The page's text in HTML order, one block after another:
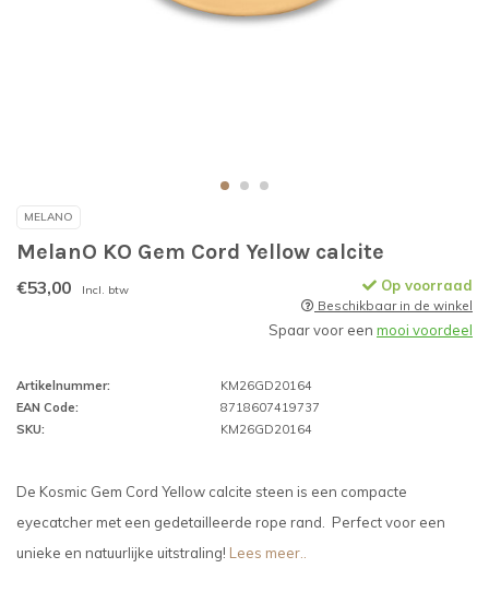
MELANO
MelanO KO Gem Cord Yellow calcite
€53,00 Incl. btw Op voorraad
Beschikbaar in de winkel
Spaar voor een mooi voordeel
Artikelnummer:
KM26GD20164
EAN Code:
8718607419737
SKU:
KM26GD20164
De Kosmic Gem Cord Yellow calcite steen is een compacte
eyecatcher met een gedetailleerde rope rand. Perfect voor een
unieke en natuurlijke uitstraling! Lees meer..